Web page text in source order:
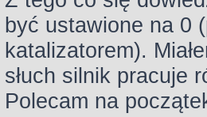
być ustawione na 0
katalizatorem).
słuch silnik pracuje
Polecam na